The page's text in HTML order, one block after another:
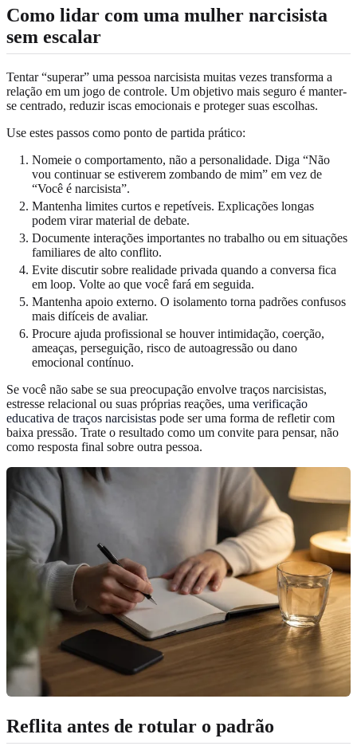
Como lidar com uma mulher narcisista
sem escalar
Tentar “superar” uma pessoa narcisista muitas vezes transforma a
relação em um jogo de controle. Um objetivo mais seguro é manter-
se centrado, reduzir iscas emocionais e proteger suas escolhas.
Use estes passos como ponto de partida prático:
Nomeie o comportamento, não a personalidade. Diga “Não
vou continuar se estiverem zombando de mim” em vez de
“Você é narcisista”.
Mantenha limites curtos e repetíveis. Explicações longas
podem virar material de debate.
Documente interações importantes no trabalho ou em situações
familiares de alto conflito.
Evite discutir sobre realidade privada quando a conversa fica
em loop. Volte ao que você fará em seguida.
Mantenha apoio externo. O isolamento torna padrões confusos
mais difíceis de avaliar.
Procure ajuda profissional se houver intimidação, coerção,
ameaças, perseguição, risco de autoagressão ou dano
emocional contínuo.
Se você não sabe se sua preocupação envolve traços narcisistas,
estresse relacional ou suas próprias reações, uma verificação
educativa de traços narcisistas pode ser uma forma de refletir com
baixa pressão. Trate o resultado como um convite para pensar, não
como resposta final sobre outra pessoa.
Reflita antes de rotular o padrão